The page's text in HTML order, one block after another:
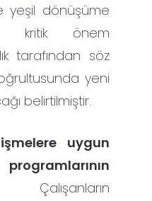
yeşil dönüşüme
kritik önem
tarafından söz
yeni
belirtilmiştir.
uygun
Çalışanların